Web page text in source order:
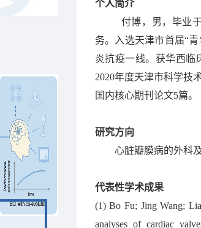
个人简介
付博，男，毕业
务。入选天津市首届“
炎抗疫一线。获华西临
2020年度天津市科学技
国内核心期刊论文5篇。
研究方向
心脏瓣膜病的外科
代表性学术成果
(1) Bo Fu; Jing Wang;
analyses of cardiac